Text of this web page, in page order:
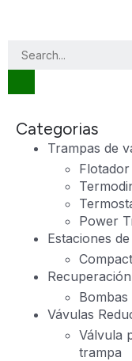
Categorias
Trampas de
Power
Estaciones
Vávulas
Válvula
trampa